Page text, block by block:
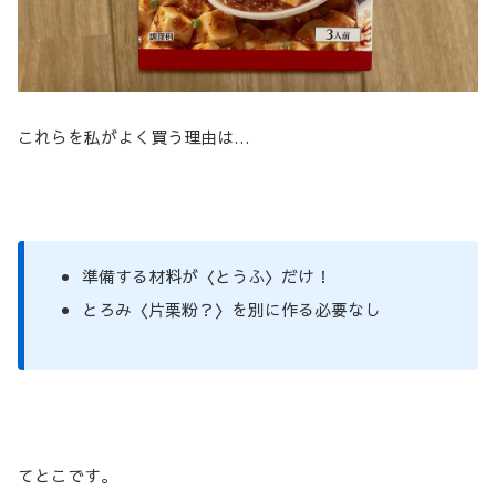
これらを私がよく買う理由は…
準備する材料が〈とうふ〉だけ！
とろみ〈片栗粉？〉を別に作る必要なし
てとこです。